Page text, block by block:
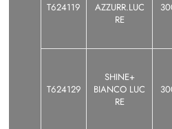
T624119
AZZURR.LUC
RE
T624129
SHINE+
BIANCO LUC
RE